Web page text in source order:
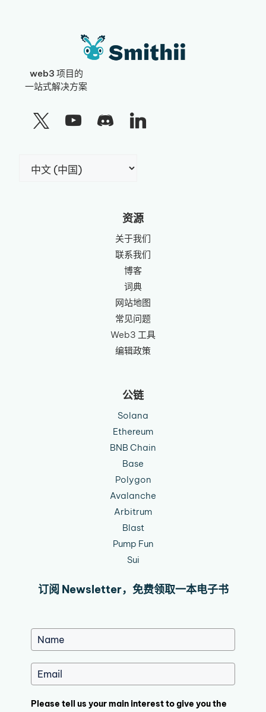
web3 项目的
一站式解决方案
资源
关于我们
联系我们
博客
词典
网站地图
常见问题
Web3 工具
编辑政策
公链
Solana
Ethereum
BNB Chain
Base
Polygon
Avalanche
Arbitrum
Blast
Pump Fun
Sui
订阅 Newsletter，免费领取一本电子书
Please tell us your main interest to give you the